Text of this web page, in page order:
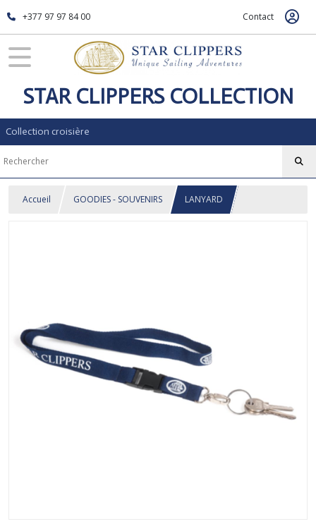
+377 97 97 84 00 Contact
STAR CLIPPERS COLLECTION
Collection croisière
Accueil GOODIES - SOUVENIRS LANYARD